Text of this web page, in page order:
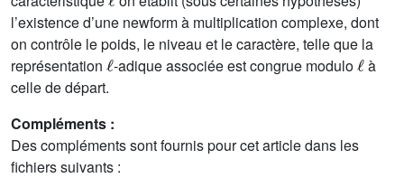
l’existence d’une newform à multiplication complexe, dont
on contrôle le poids, le niveau et le caractère, telle que la
représentation
ℓ
-adique associée est congrue modulo
ℓ
à
celle de départ.
Compléments :
Des compléments sont fournis pour cet article dans les
fichiers suivants :